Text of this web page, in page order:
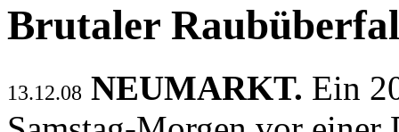
Brutaler
13.12.08 NEUMARKT. Ein